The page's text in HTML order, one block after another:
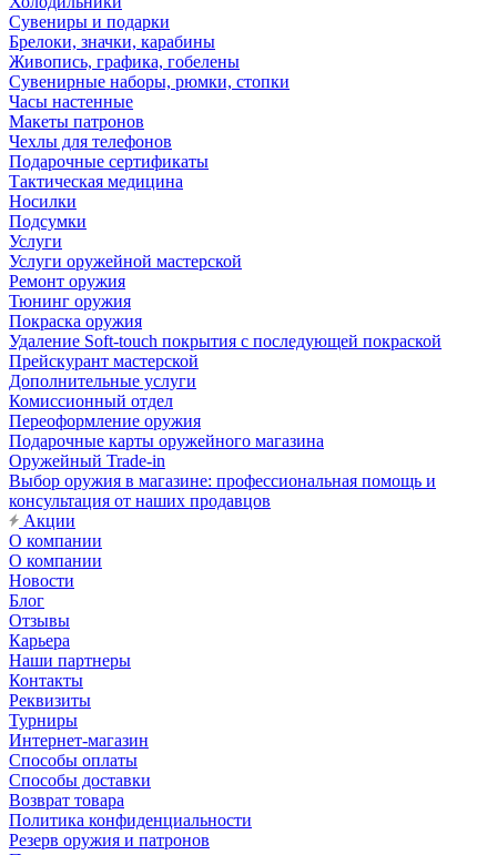
Сувениры и подарки
Брелоки, значки, карабины
Живопись, графика, гобелены
Сувенирные наборы, рюмки, стопки
Часы настенные
Макеты патронов
Чехлы для телефонов
Подарочные сертификаты
Тактическая медицина
Носилки
Подсумки
Услуги
Услуги оружейной мастерской
Ремонт оружия
Тюнинг оружия
Покраска оружия
Удаление Soft-touch покрытия с последующей покраской
Прейскурант мастерской
Дополнительные услуги
Комиссионный отдел
Переоформление оружия
Подарочные карты оружейного магазина
Оружейный Trade-in
Выбор оружия в магазине: профессиональная помощь и
консультация от наших продавцов
Акции
О компании
О компании
Новости
Блог
Отзывы
Карьера
Наши партнеры
Контакты
Реквизиты
Турниры
Интернет-магазин
Способы оплаты
Способы доставки
Возврат товара
Политика конфиденциальности
Резерв оружия и патронов